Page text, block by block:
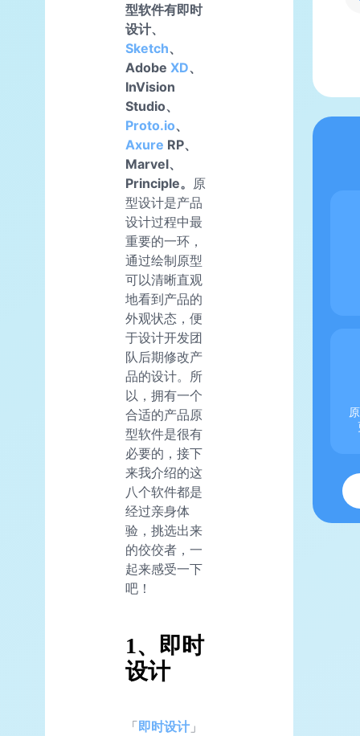
型软件有即时
设计、
Sketch、
Adobe XD、
InVision
Studio、
Proto.io、
Axure RP、
Marvel、
Principle。 原
型设计是产品
设计过程中最
重要的一环，
通过绘制原型
可以清晰直观
地看到产品的
外观状态，便
于设计开发团
队后期修改产
品的设计。所
以，拥有一个
合适的产品原
型软件是很有
必要的，接下
来我介绍的这
八个软件都是
经过亲身体
验，挑选出来
的佼佼者，一
起来感受一下
吧！
1、即时
设计
「即时设计 」